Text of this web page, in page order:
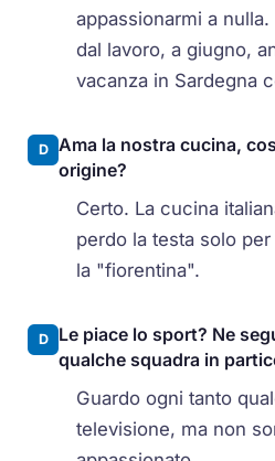
appassionarmi a
dal lavoro, a giugno,
vacanza in Sardegna
D
Ama la nostra cucina,
origine?
Certo. La cucina
perdo la testa solo
la "fiorentina".
D
Le piace lo sport? Ne
qualche squadra in
Guardo ogni tanto
televisione, ma non